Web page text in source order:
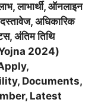
लाभार्थी, ऑनलाइन
अधिकारिक
अंतिम तिथि
2024)
Documents,
Latest